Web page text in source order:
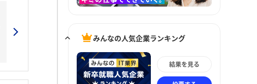
みんなの人気企業ランキング
結果を見る